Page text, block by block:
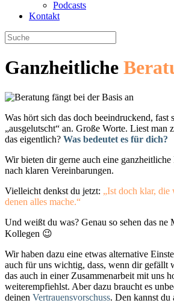
Podcasts
Kontakt
Ganzheitliche
Was hört sich das doch beeindruckend, fast
„ausgelutscht“ an. Große Worte. Liest man
das eigentlich? Was bedeutet es für dich?
Wir bieten dir gerne auch eine
nach klaren Vereinbarungen.
Vielleicht denkst du jetzt: „Ist doch klar, die
denen alles mache.“
Und weißt du was? Genau so sehen das ne
Kollegen 😉
Wir haben dazu eine etwas alternative
auch für uns wichtig, dass, wenn dir gefällt
das auch in einer Zusammenarbeit mit uns
weiterempfiehlst. Aber dazu braucht es
deinen Vertrauensvorschuss. Den kannst du